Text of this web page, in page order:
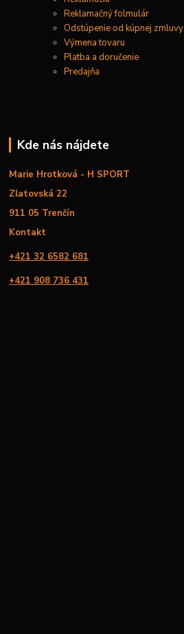
Reklamačný folmulár
Odstúpenie od kúpnej zmluvy
Výmena tovaru
Platba a doručenie
Predajňa
Kde nás nájdete
Marie Hrotková - H SPORT
Zlatovská 22
911 05 Trenčín
Kontakt
+421 32 6582 681
+421 908 736 431